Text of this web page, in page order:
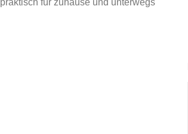
praktisch für zuhause und unterwegs